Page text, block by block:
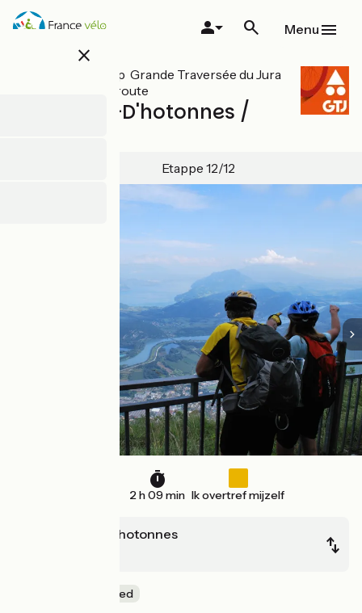
Overslaan
en
close
Menu
Alle etappes op Grande Traversée du Jura
mountainbikeroute
Les-Plans-D'hotonnes /
Etappe 12/12
2 h 09 min Ik overtref mijzelf
Les-Plans-D'hotonnes
Natuur en erfgoed